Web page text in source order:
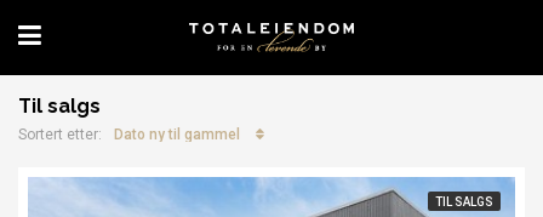
Til salgs
Sortert etter: Dato ny til gammel
TIL SALGS